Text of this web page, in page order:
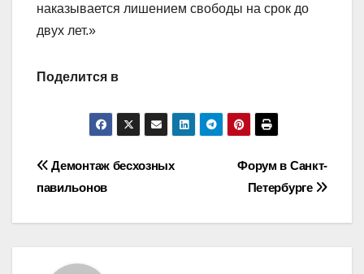
наказывается лишением свободы на срок до
двух лет.»
Поделится в
Навигация
Форум в Санкт-
Петербурге
Демонтаж бесхозных
павильонов